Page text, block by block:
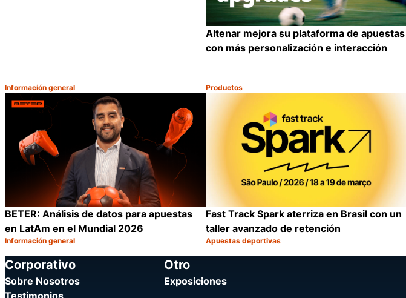
Categoría:
Información general
Compartir
Altenar mejora su plataforma de apuestas
con más personalización e interacción
Categoría:
Productos
BETER: Análisis de datos para apuestas
en LatAm en el Mundial 2026
Categoría:
Información general
Compartir
Fast Track Spark aterriza en Brasil con un
taller avanzado de retención
Categoría:
Apuestas deportivas
Corporativo
Sobre Nosotros
Otro
Exposiciones